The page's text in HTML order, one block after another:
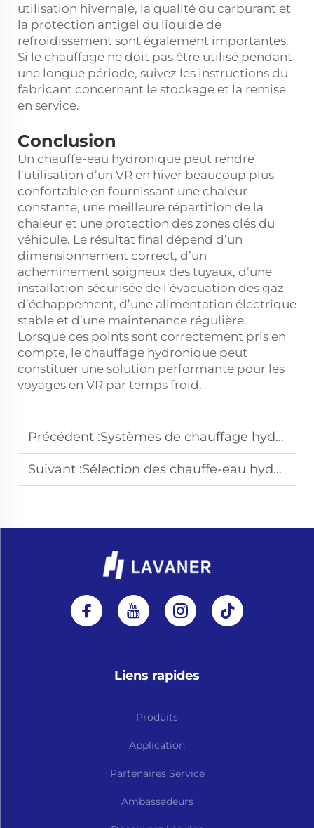
utilisation hivernale, la qualité du carburant et
la protection antigel du liquide de
refroidissement sont également importantes.
Si le chauffage ne doit pas être utilisé pendant
une longue période, suivez les instructions du
fabricant concernant le stockage et la remise
en service.
Conclusion
Un chauffe-eau hydronique peut rendre
l’utilisation d’un VR en hiver beaucoup plus
confortable en fournissant une chaleur
constante, une meilleure répartition de la
chaleur et une protection des zones clés du
véhicule. Le résultat final dépend d’un
dimensionnement correct, d’un
acheminement soigneux des tuyaux, d’une
installation sécurisée de l’évacuation des gaz
d’échappement, d’une alimentation électrique
stable et d’une maintenance régulière.
Lorsque ces points sont correctement pris en
compte, le chauffage hydronique peut
constituer une solution performante pour les
voyages en VR par temps froid.
Précédent :Systèmes de chauffage hydronique contre chauffages électriques : différences clés en termes d’efficacité, de confort et d’application
Suivant :Sélection des chauffe-eau hydroniques pour applications marines : durabilité des matériaux et considérations environnementales
Liens rapides
Produits
Application
Partenaires Service
Ambassadeurs